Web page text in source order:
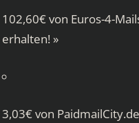
102,60€ von Euros-4-
erhalten! »
3,03€ von PaidmailCity.de